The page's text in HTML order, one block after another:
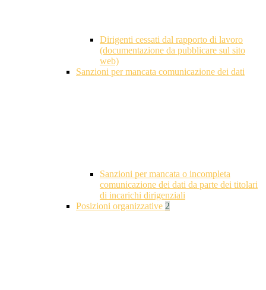
Dirigenti cessati dal rapporto di lavoro
(documentazione da pubblicare sul sito
web)
Sanzioni per mancata comunicazione dei dati
Sanzioni per mancata o incompleta
comunicazione dei dati da parte dei titolari
di incarichi dirigenziali
Posizioni organizzative 2